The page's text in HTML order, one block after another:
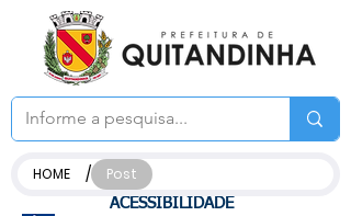
ACESSIBILIDADE
HOME / Post